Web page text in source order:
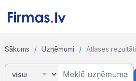
Sākums Uzņēmumi Atlases rezultāti